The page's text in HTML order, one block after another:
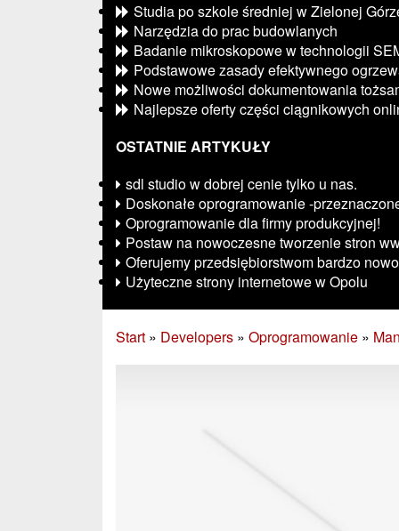
Studia po szkole średniej w Zielonej
Narzędzia do prac budowlanych
Badanie mikroskopowe w technologii
Podstawowe zasady efektywnego
Nowe możliwości dokumentowania
Najlepsze oferty części ciągnikowych
OSTATNIE ARTYKUŁY
sdl studio w dobrej cenie tylko u nas.
Doskonałe oprogramowanie -
Oprogramowanie dla firmy produkcyjnej!
Postaw na nowoczesne tworzenie stron
Oferujemy przedsiębiorstwom bardzo
Użyteczne strony internetowe w Opolu
Start » Developers » Oprogramowanie »